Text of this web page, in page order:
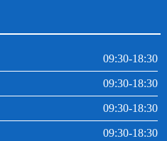
09:30-18:30
09:30-18:30
09:30-18:30
09:30-18:30